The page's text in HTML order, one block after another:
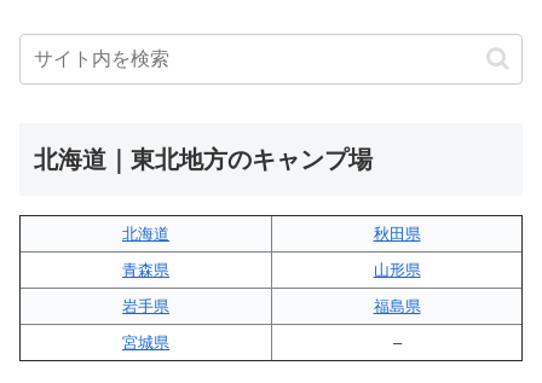
北海道｜東北地方のキャンプ場
北海道
秋田県
青森県
山形県
岩手県
福島県
宮城県
–